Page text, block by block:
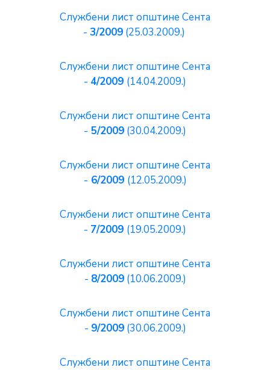
Службени лист општине Сента
- 3/2009(25.03.2009.)
Службени лист општине Сента
- 4/2009 (14.04.2009.)
Службени лист општине Сента
- 5/2009 (30.04.2009.)
Службени лист општине Сента
- 6/2009 (12.05.2009.)
Службени лист општине Сента
- 7/2009 (19.05.2009.)
Службени лист општине Сента
- 8/2009(10.06.2009.)
Службени лист општине Сента
- 9/2009(30.06.2009.)
Службени лист општине Сента